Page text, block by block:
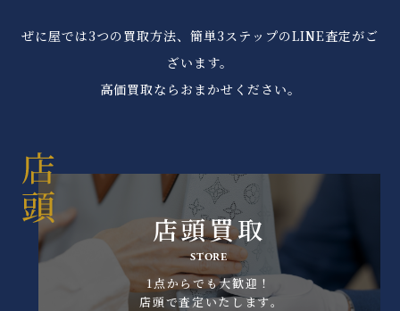
ぜに屋では3つの買取方法、簡単3ステップのLINE査定がご
ざいます。
高価買取ならおまかせください。
店頭買取
STORE
1点からでも大歓迎！
店頭で査定いたします｡